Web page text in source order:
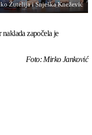
Žutelija i Snješka Knežević
započela je
Foto: Mirko Janković